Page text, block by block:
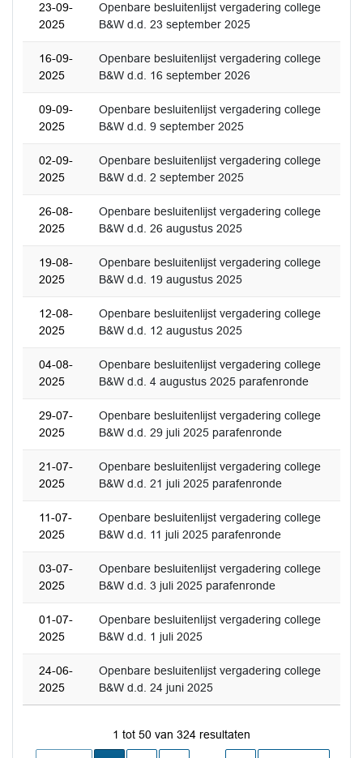
23-09-
2025
Openbare besluitenlijst vergadering college
B&W d.d. 23 september 2025
16-09-
2025
Openbare besluitenlijst vergadering college
B&W d.d. 16 september 2026
09-09-
2025
Openbare besluitenlijst vergadering college
B&W d.d. 9 september 2025
02-09-
2025
Openbare besluitenlijst vergadering college
B&W d.d. 2 september 2025
26-08-
2025
Openbare besluitenlijst vergadering college
B&W d.d. 26 augustus 2025
19-08-
2025
Openbare besluitenlijst vergadering college
B&W d.d. 19 augustus 2025
12-08-
2025
Openbare besluitenlijst vergadering college
B&W d.d. 12 augustus 2025
04-08-
2025
Openbare besluitenlijst vergadering college
B&W d.d. 4 augustus 2025 parafenronde
29-07-
2025
Openbare besluitenlijst vergadering college
B&W d.d. 29 juli 2025 parafenronde
21-07-
2025
Openbare besluitenlijst vergadering college
B&W d.d. 21 juli 2025 parafenronde
11-07-
2025
Openbare besluitenlijst vergadering college
B&W d.d. 11 juli 2025 parafenronde
03-07-
2025
Openbare besluitenlijst vergadering college
B&W d.d. 3 juli 2025 parafenronde
01-07-
2025
Openbare besluitenlijst vergadering college
B&W d.d. 1 juli 2025
24-06-
2025
Openbare besluitenlijst vergadering college
B&W d.d. 24 juni 2025
1 tot 50 van 324 resultaten